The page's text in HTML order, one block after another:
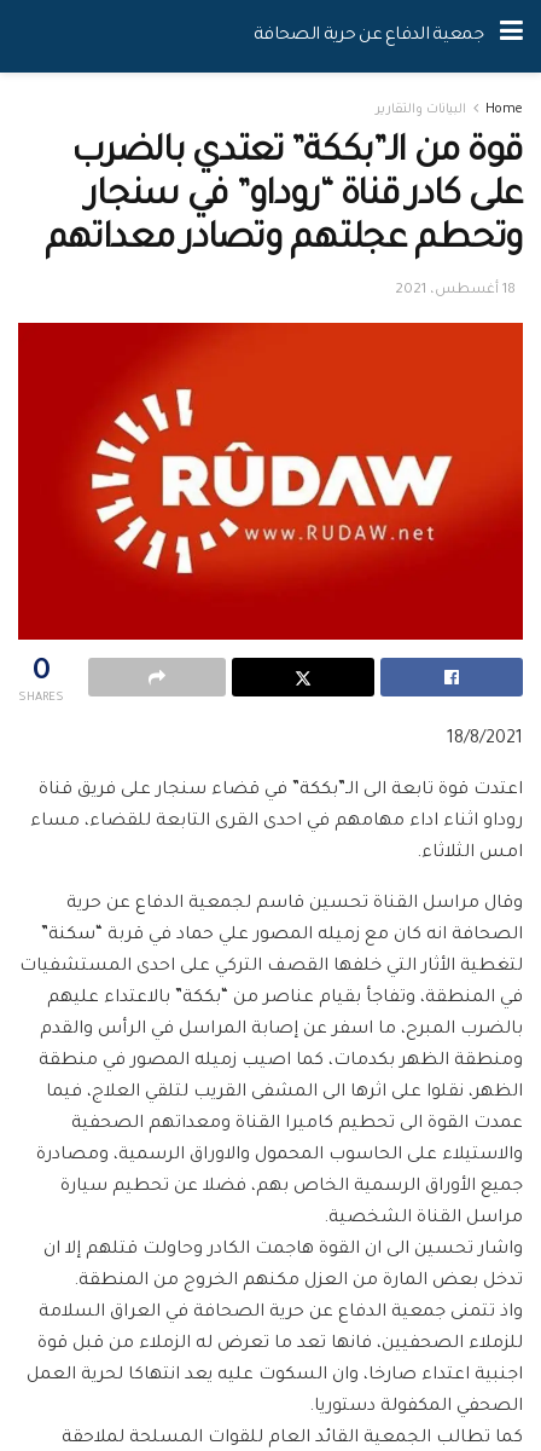
جمعية الدفاع عن حرية الصحافة
Home البيانات والتقارير
قوة من الـ”بككة” تعتدي بالضرب
على كادر قناة “روداو” في سنجار
وتحطم عجلتهم وتصادر معداتهم
18 أغسطس، 2021
0
SHARES
18/8/2021
اعتدت قوة تابعة الى الـ”بككة” في قضاء سنجار على فريق قناة
روداو اثناء اداء مهامهم في احدى القرى التابعة للقضاء، مساء
امس الثلاثاء.
وقال مراسل القناة تحسين قاسم لجمعية الدفاع عن حرية
الصحافة انه كان مع زميله المصور علي حماد في قربة “سكنة”
لتغطية الأثار التي خلفها القصف التركي على احدى المستشفيات
في المنطقة، وتفاجأ بقيام عناصر من “بككة” بالاعتداء عليهم
بالضرب المبرح، ما اسفر عن إصابة المراسل في الرأس والقدم
ومنطقة الظهر بكدمات، كما اصيب زميله المصور في منطقة
الظهر، نقلوا على اثرها الى المشفى القريب لتلقي العلاج، فيما
عمدت القوة الى تحطيم كاميرا القناة ومعداتهم الصحفية
والاستيلاء على الحاسوب المحمول والاوراق الرسمية، ومصادرة
جميع الأوراق الرسمية الخاص بهم، فضلا عن تحطيم سيارة
مراسل القناة الشخصية.
واشار تحسين الى ان القوة هاجمت الكادر وحاولت قتلهم إلا ان
تدخل بعض المارة من العزل مكنهم الخروج من المنطقة.
واذ تتمنى جمعية الدفاع عن حرية الصحافة في العراق السلامة
للزملاء الصحفيين، فانها تعد ما تعرض له الزملاء من قبل قوة
اجنبية اعتداء صارخا، وان السكوت عليه يعد انتهاكا لحرية العمل
الصحفي المكفولة دستوريا.
كما تطالب الجمعية القائد العام للقوات المسلحة لملاحقة